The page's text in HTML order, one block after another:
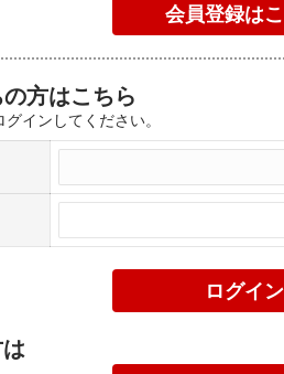
方はこちら
インしてください。